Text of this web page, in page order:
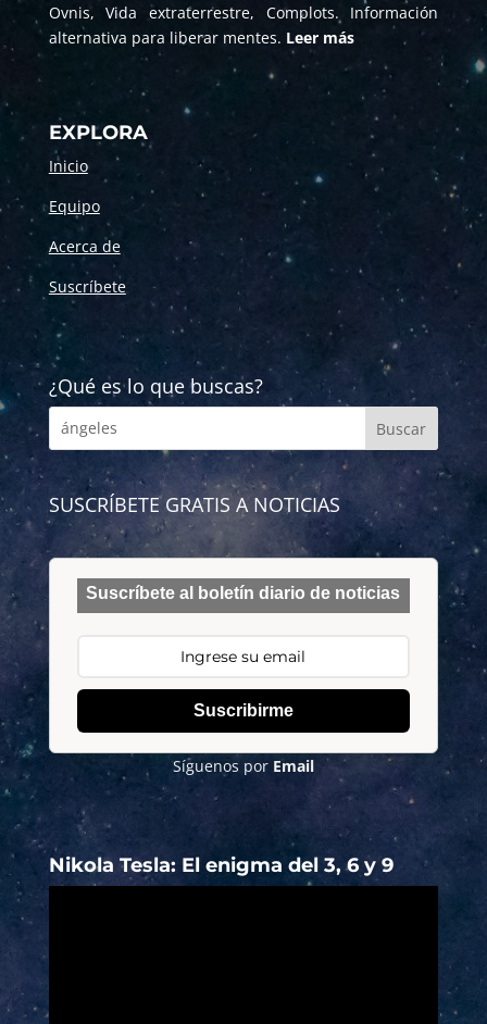
Ovnis, Vida extraterrestre, Complots. Información
alternativa para liberar mentes. Leer más
EXPLORA
Inicio
Equipo
Acerca de
Suscríbete
¿Qué es lo que buscas?
SUSCRÍBETE GRATIS A NOTICIAS
Suscríbete al boletín diario de noticias
Suscribirme
Síguenos por Email
Nikola Tesla: El enigma del 3, 6 y 9